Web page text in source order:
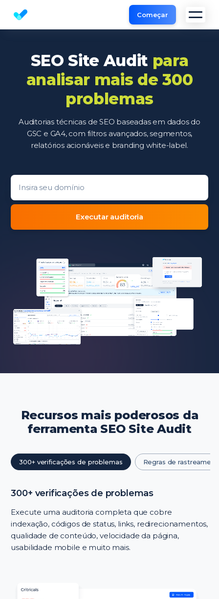
Análise SEO | Ferramentas SEO da Sitechecker
Começar
SEO Site Audit para
analisar mais de 300
problemas
Auditorias técnicas de SEO baseadas em dados do
GSC e GA4, com filtros avançados, segmentos,
relatórios acionáveis e branding white-label.
Domain entry form for site analysis.
Executar auditoria
Recursos mais poderosos da
ferramenta SEO Site Audit
300+ verificações de problemas Regras de
300+ verificações de problemas
Execute uma auditoria completa que cobre
indexação, códigos de status, links, redirecionamentos,
qualidade de conteúdo, velocidade da página,
usabilidade mobile e muito mais.